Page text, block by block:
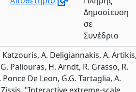
Δημοσίευση
σε
Συνέδριο
Katzouris, A. Deligiannakis, A.
Paliouras, H. Arndt, R. Grasso, R.
De Leon, G.G. Tartaglia, A.